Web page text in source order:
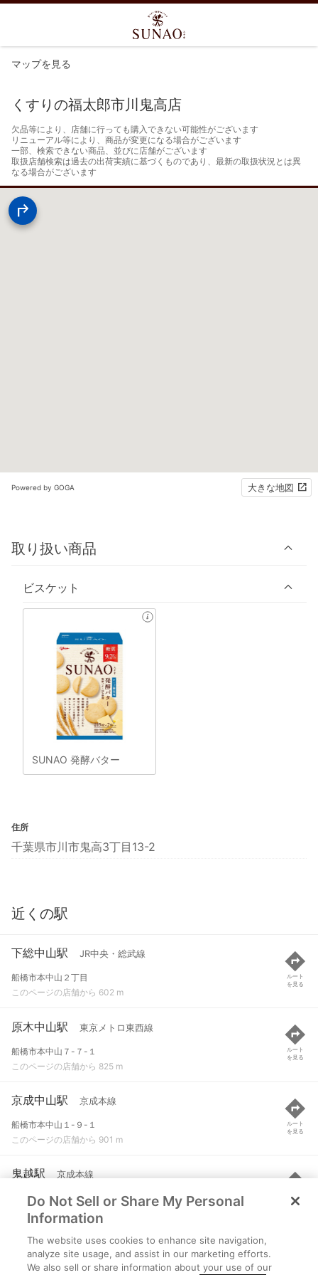
マップを見る
くすりの福太郎市川鬼高店
欠品等により、店舗に行っても購入できない可能性がございます
リニューアル等により、商品が変更になる場合がございます
一部、検索できない商品、並びに店舗がございます
取扱店舗検索は過去の出荷実績に基づくものであり、最新の取扱状況とは異
なる場合がございます
Powered by GOGA 大きな地図
取り扱い商品
ビスケット
SUNAO 発酵バター
住所
千葉県市川市鬼高3丁目13-2
近くの駅
下総中山駅 JR中央・総武線
船橋市本中山２丁目
このページの店舗から 602 m
ルート
を見る
原木中山駅 東京メトロ東西線
船橋市本中山７-７-１
このページの店舗から 825 m
ルート
を見る
京成中山駅 京成本線
船橋市本中山１-９-１
このページの店舗から 901 m
ルート
を見る
鬼越駅 京成本線
市川市鬼越１-４-５
このページの店舗から 1 km
ルート
を見る
東中山駅 京成本線
船橋市東中山２-２-２２
Do Not Sell or Share My Personal
Information
The website uses cookies to enhance site navigation,
analyze site usage, and assist in our marketing efforts.
We also sell or share information about your use of our